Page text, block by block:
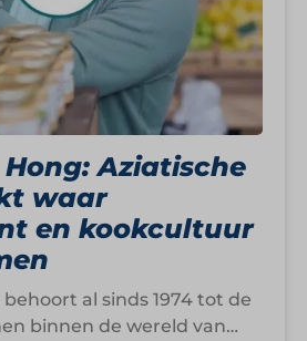
Aziatische
waar
en kookcultuur
al sinds 1974 tot de
binnen de wereld van